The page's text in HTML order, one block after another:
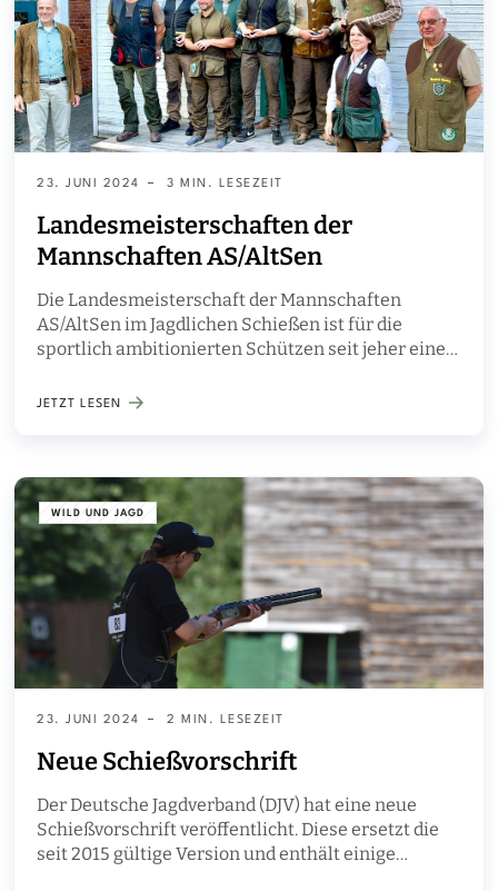
23. JUNI 2024 3 MIN. LESEZEIT
Landesmeisterschaften der
Mannschaften AS/AltSen
Die Landesmeisterschaft der Mannschaften
AS/AltSen im Jagdlichen Schießen ist für die
sportlich ambitionierten Schützen seit jeher eine
JETZT LESEN
WILD UND JAGD
23. JUNI 2024 2 MIN. LESEZEIT
Neue Schießvorschrift
Der Deutsche Jagdverband (DJV) hat eine neue
Schießvorschrift veröffentlicht. Diese ersetzt die
seit 2015 gültige Version und enthält einige